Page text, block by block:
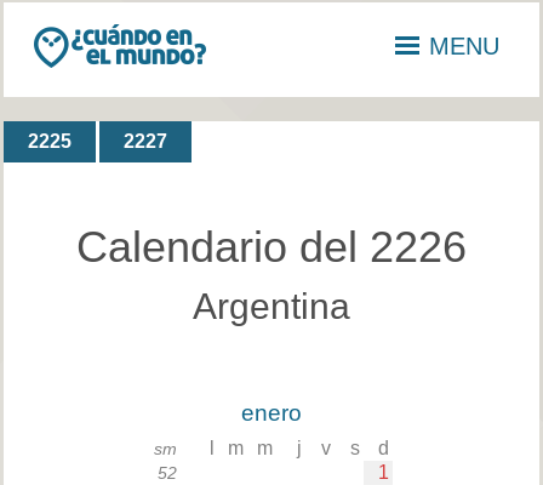
MENU
2225 2227
Calendario del 2226
Argentina
enero
sm m m j v s d
52 1